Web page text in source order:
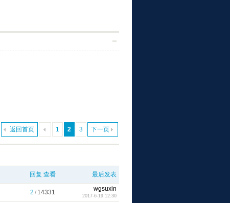
1 2 3 下一页
返回首页
回复 查看 最后发表
2 / 14331 wgsuxin
2017-6-19 12:30